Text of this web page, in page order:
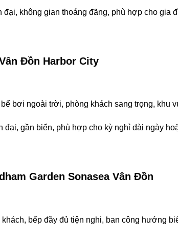
đại, không gian thoáng đãng, phù hợp cho gia
Đồn Harbor City
bơi ngoài trời, phòng khách sang trọng, khu
đại, gần biển, phù hợp cho kỳ nghỉ dài ngày
Garden Sonasea Vân Đồn
bếp đầy đủ tiện nghi, ban công hướng